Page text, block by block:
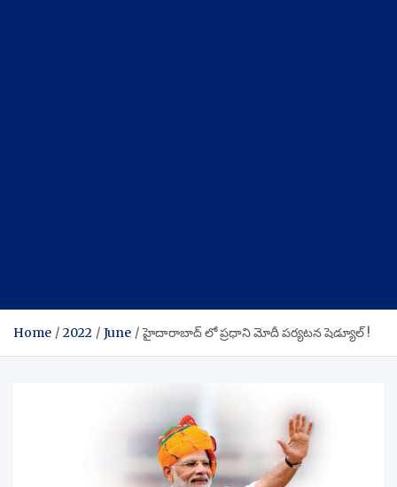
Home 2022 June హైదారాబాద్ లో ప్రధాని మోదీ పర్యటన షెడ్యూల్ !